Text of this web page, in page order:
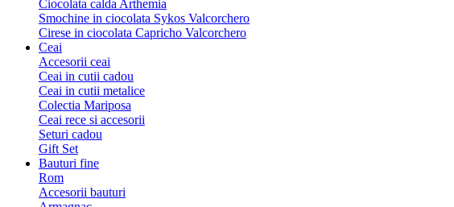
Ciocolata calda Arthemia
Smochine in ciocolata Sykos Valcorchero
Cirese in ciocolata Capricho Valcorchero
Ceai
Accesorii ceai
Ceai in cutii cadou
Ceai in cutii metalice
Colectia Mariposa
Ceai rece si accesorii
Seturi cadou
Gift Set
Bauturi fine
Rom
Accesorii bauturi